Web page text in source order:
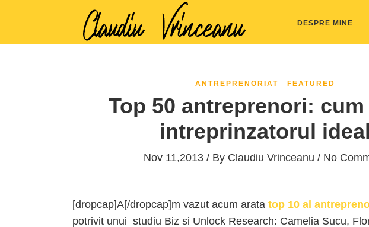
DESPRE MINE
ANTREPRENORIAT FEATURED
Top 50 antreprenori: cum
intreprinzatorul ideal
Nov 11,2013 / By Claudiu Vrinceanu / No
[dropcap]A[/dropcap]m vazut acum arata top 10 al
potrivit unui studiu Biz si Unlock Research: Camelia Sucu,